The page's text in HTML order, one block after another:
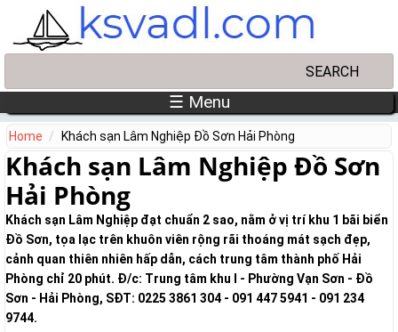
Skip to main content
☰ Menu
Home Khách sạn Lâm Nghiệp Đồ Sơn Hải Phòng
Khách sạn Lâm Nghiệp Đồ Sơn
Hải Phòng
Khách sạn Lâm Nghiệp đạt chuẩn 2 sao, nằm ở vị trí khu 1 bãi biển
Đồ Sơn, tọa lạc trên khuôn viên rộng rãi thoáng mát sạch đẹp,
cảnh quan thiên nhiên hấp dẫn, cách trung tâm thành phố Hải
Phòng chỉ 20 phút. Đ/c: Trung tâm khu I - Phường Vạn Sơn - Đồ
Sơn - Hải Phòng, SĐT: 0225 3861 304 - 091 447 5941 - 091 234
9744.